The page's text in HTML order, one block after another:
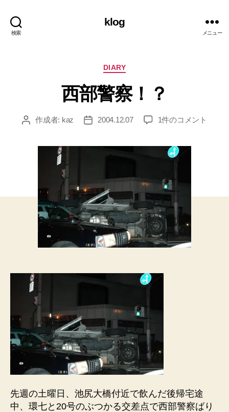
検索
klog
メニュー
カ
ゴ
リ
DIARY
西部警察！？
投 作成者: kaz
投
2004.12.07
西
察！？
1件のコメント
先週の土曜日、池尻大橋付近で飲んだ後帰宅途
中、環七と20号のぶつかる交差点で西部警察ばり